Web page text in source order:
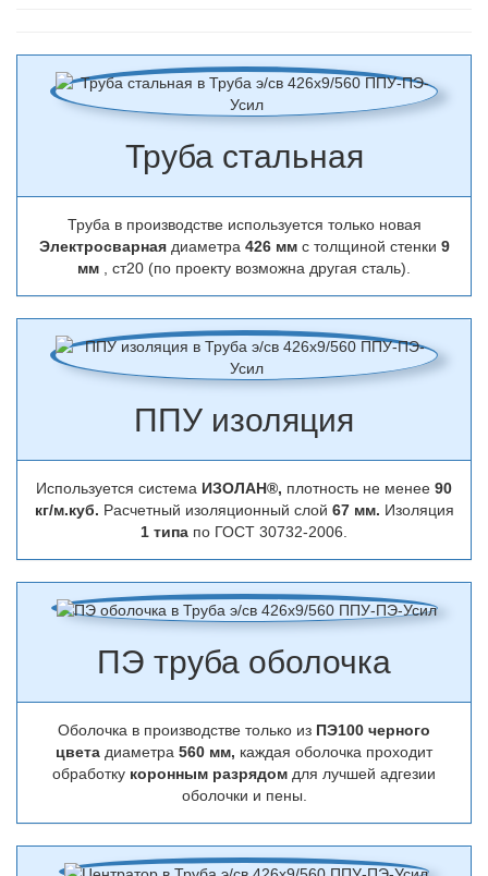
Труба стальная
Труба в производстве используется только новая
Электросварная диаметра 426 ммс толщиной стенки 9
мм , ст20 (по проекту возможна другая сталь).
ППУ изоляция
Используется система ИЗОЛАН®, плотность не менее 90
кг/м.куб. Расчетный изоляционный слой 67 мм. Изоляция
1 типа по ГОСТ 30732-2006.
ПЭ труба оболочка
Оболочка в производстве только из ПЭ100 черного
цвета диаметра 560 мм, каждая оболочка проходит
обработку коронным разрядом для лучшей адгезии
оболочки и пены.